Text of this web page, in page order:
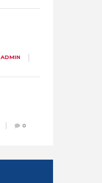
ADMIN
0